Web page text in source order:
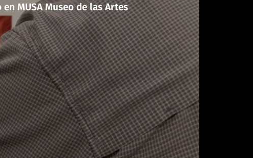
Taller Murales en movimiento en colaboración con el Taller del Chucho en MUSA Museo de las Artes